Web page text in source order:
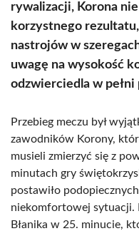
rywalizacji, Korona
korzystnego
nastrojów w
uwagę na wysokość
odzwierciedla w
Przebieg meczu był
zawodników Korony,
musieli zmierzyć się z
minutach gry
postawiło
niekomfortowej sytuacji.
Błanika w 25. minucie,